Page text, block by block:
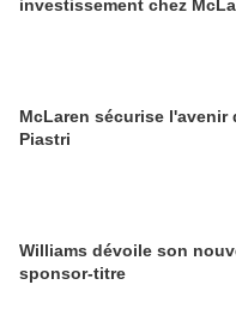
investissement chez
McLaren sécurise l'avenir
Piastri
Williams dévoile son
sponsor-titre